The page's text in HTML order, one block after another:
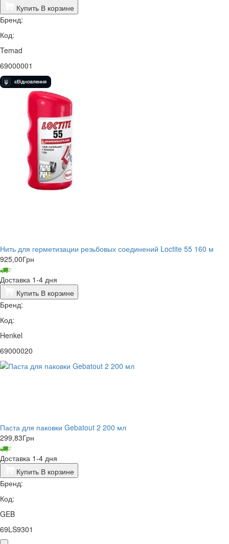
Купить В корзине
Бренд:
Код:
Temad
69000001
Нить для герметизации резьбовых соединений Loctite 55 160 м
925,00Грн
Доставка 1-4 дня
Купить В корзине
Бренд:
Код:
Henkel
69000020
Паста для паковки Gebatout 2 200 мл
299,83Грн
Доставка 1-4 дня
Купить В корзине
Бренд:
Код:
GEB
69LS9301